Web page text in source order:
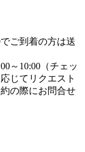
ご到着の方は送
～10:00（チェッ
じてリクエスト
の際にお問合せ